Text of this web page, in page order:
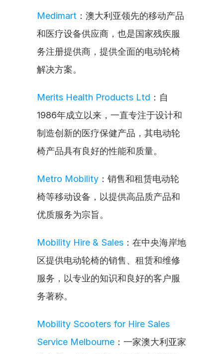
Medimart ：澳大利亚领先的移动产品
和医疗设备供应商，也是国家残疾服
务注册提供商，提供全面的电动轮椅
解决方案。
Merits Health Products Ltd ：自
1986年成立以来，一直专注于设计和
制造创新的医疗保健产品，其电动轮
椅产品具有良好的性能和质量。
Metro Mobility ：销售和租赁电动轮
椅等移动设备，以提供高品质产品和
优质服务为宗旨。
Mobility Hire & Sales ：在中央海岸地
区提供电动轮椅的销售、租赁和维修
服务，以专业的知识和良好的客户服
务著称。
Mobility Scooters for Hire Sales
Service Melbourne ：一家澳大利亚家